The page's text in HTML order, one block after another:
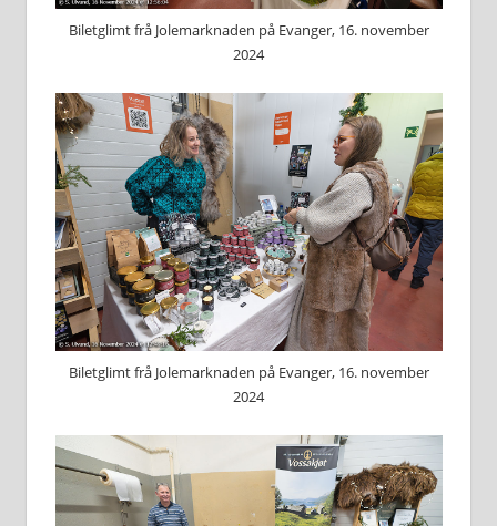
Biletglimt frå Jolemarknaden på Evanger, 16. november
2024
Biletglimt frå Jolemarknaden på Evanger, 16. november
2024